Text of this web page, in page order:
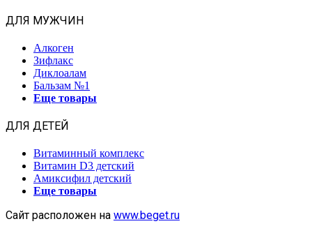
ДЛЯ МУЖЧИН
Алкоген
Зифлакс
Диклоалам
Бальзам №1
Еще товары
ДЛЯ ДЕТЕЙ
Витаминный комплекс
Витамин D3 детский
Амиксифил детский
Еще товары
Сайт расположен на www.beget.ru